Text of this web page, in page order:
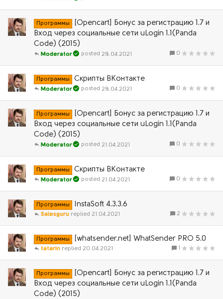
Программы
[Opencart] Бонус за регистрацию 1.7 и
Вход через социальные сети uLogin 1.1(Panda
Code) (2015)
0
28.04.2021
Moderator
Программы Скрипты ВКонтакте
0
28.04.2021
Moderator
Программы
[Opencart] Бонус за регистрацию 1.7 и
Вход через социальные сети uLogin 1.1(Panda
Code) (2015)
0
21.04.2021
Moderator
Программы Скрипты ВКонтакте
0
21.04.2021
Moderator
Программы InstaSoft 4.3.3.6
2
21.04.2021
Salesguru
Программы [whatsender.net] WhatSender PRO 5.0
1
20.04.2021
tatarin
Программы
[Opencart] Бонус за регистрацию 1.7 и
Вход через социальные сети uLogin 1.1(Panda
Code) (2015)